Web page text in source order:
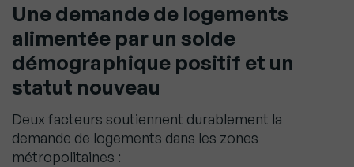
Une demande de logements
alimentée par un solde
démographique positif et un
statut nouveau
Deux facteurs soutiennent durablement la
demande de logements dans les zones
métropolitaines :